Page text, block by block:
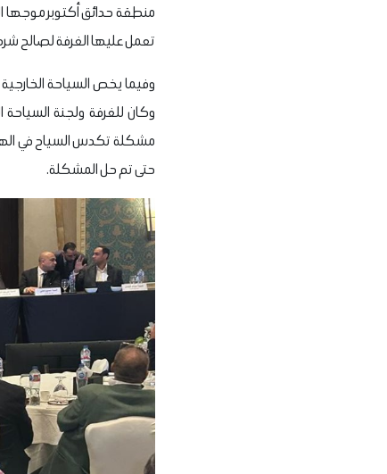
منطقة حدائق أكتوبر موجها
تعمل عليها الغرفة لصالح
وفيما يخص السياحة
وكان للغرفة ولجنة
مشكلة تكدس السياح في
حتى تم حل المشكلة.